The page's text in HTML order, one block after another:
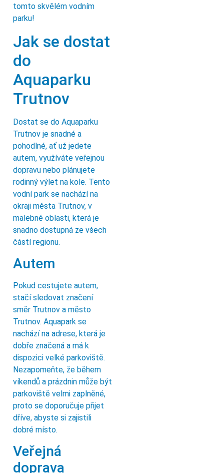
tomto skvělém vodním
parku!
Jak se dostat
do
Aquaparku
Trutnov
Dostat se do Aquaparku
Trutnov je snadné a
pohodlné, ať už jedete
autem, využíváte veřejnou
dopravu nebo plánujete
rodinný výlet na kole. Tento
vodní park se nachází na
okraji města Trutnov, v
malebné oblasti, která je
snadno dostupná ze všech
částí regionu.
Autem
Pokud cestujete autem,
stačí sledovat značení
směr Trutnov a město
Trutnov. Aquapark se
nachází na adrese, která je
dobře značená a má k
dispozici velké parkoviště.
Nezapomeňte, že během
víkendů a prázdnin může být
parkoviště velmi zaplněné,
proto se doporučuje přijet
dříve, abyste si zajistili
dobré místo.
Veřejná
doprava